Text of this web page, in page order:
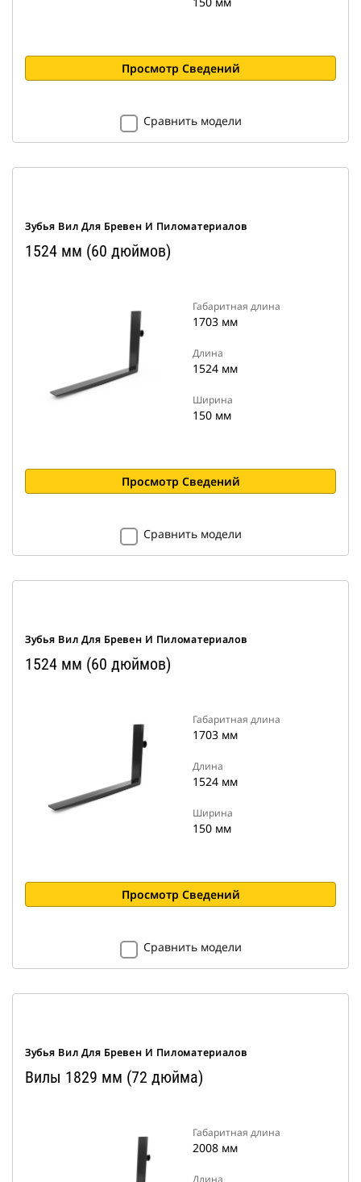
Просмотр Сведений
Сравнить модели
Зубья Вил Для Бревен И Пиломатериалов
1524 мм (60 дюймов)
Габаритная длина
1703 мм
Длина
1524 мм
Ширина
150 мм
Просмотр Сведений
Сравнить модели
Зубья Вил Для Бревен И Пиломатериалов
1524 мм (60 дюймов)
Габаритная длина
1703 мм
Длина
1524 мм
Ширина
150 мм
Просмотр Сведений
Сравнить модели
Зубья Вил Для Бревен И Пиломатериалов
Вилы 1829 мм (72 дюйма)
Габаритная длина
2008 мм
Длина